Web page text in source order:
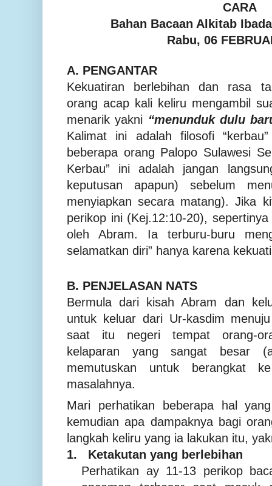
CARA
Bahan Bacaan Alkitab
Rabu, 06
A. PENGANTAR
Kekuatiran berlebihan dan rasa
orang acap kali keliru mengambil
menarik yakni “menunduk dulu
Kalimat ini adalah filosofi
beberapa orang Palopo Sulawesi
Kerbau” ini adalah jangan
keputusan apapun) sebelum
menyiapkan secara matang). Jika
perikop ini (Kej.12:10-20),
oleh Abram. Ia terburu-buru
selamatkan diri” hanya karena
B. PENJELASAN NATS
Bermula dari kisah Abram dan
untuk keluar dari Ur-kasdim
saat itu negeri tempat orang-
kelaparan yang sangat besar
memutuskan untuk berangkat
masalahnya.
Mari perhatikan beberapa hal
kemudian apa dampaknya bagi
langkah keliru yang ia lakukan itu,
1.
Ketakutan yang berlebihan
Perhatikan ay 11-13 perikop